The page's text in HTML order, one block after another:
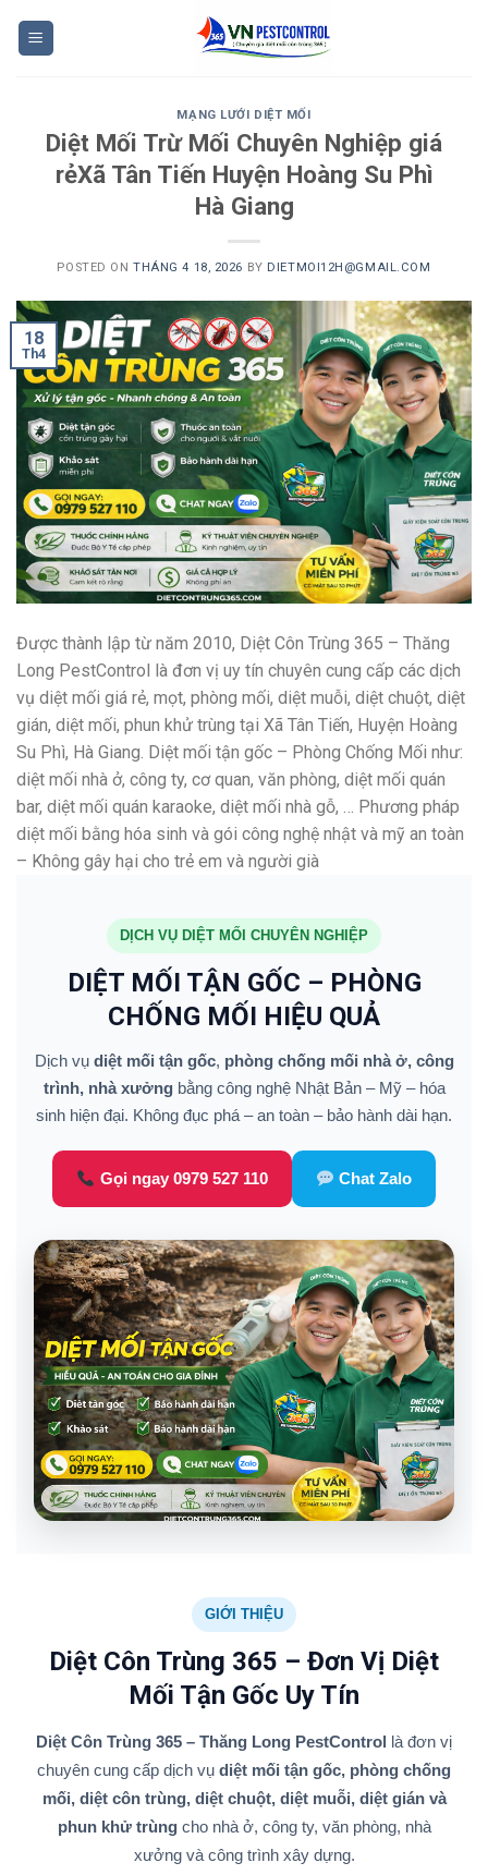
MẠNG LƯỚI DIỆT MỐI
Diệt Mối Trừ Mối Chuyên Nghiệp giá
rẻXã Tân Tiến Huyện Hoàng Su Phì
Hà Giang
POSTED ONTHÁNG 4 18, 2026 BY DIETMOI12H@GMAIL.COM
18
Th4
Được thành lập từ năm 2010, Diệt Côn Trùng 365 – Thăng
Long PestControl là đơn vị uy tín chuyên cung cấp các dịch
vụ diệt mối giá rẻ, mọt, phòng mối, diệt muỗi, diệt chuột, diệt
gián, diệt mối, phun khử trùng tại Xã Tân Tiến, Huyện Hoàng
Su Phì, Hà Giang. Diệt mối tận gốc – Phòng Chống Mối như:
diệt mối nhà ở, công ty, cơ quan, văn phòng, diệt mối quán
bar, diệt mối quán karaoke, diệt mối nhà gỗ, … Phương pháp
diệt mối bằng hóa sinh và gói công nghệ nhật và mỹ an toàn
– Không gây hại cho trẻ em và người già
DỊCH VỤ DIỆT MỐI CHUYÊN NGHIỆP
DIỆT MỐI TẬN GỐC – PHÒNG
CHỐNG MỐI HIỆU QUẢ
Dịch vụ diệt mối tận gốc, phòng chống mối nhà ở, công
trình, nhà xưởngbằng công nghệ Nhật Bản – Mỹ – hóa
sinh hiện đại. Không đục phá – an toàn – bảo hành dài hạn.
Gọi ngay 0979 527 110 Chat Zalo
GIỚI THIỆU
Diệt Côn Trùng 365 – Đơn Vị Diệt
Mối Tận Gốc Uy Tín
Diệt Côn Trùng 365 – Thăng Long PestControl là đơn vị
chuyên cung cấp dịch vụ diệt mối tận gốc, phòng chống
mối, diệt côn trùng, diệt chuột, diệt muỗi, diệt gián và
phun khử trùngcho nhà ở, công ty, văn phòng, nhà
xưởng và công trình xây dựng.